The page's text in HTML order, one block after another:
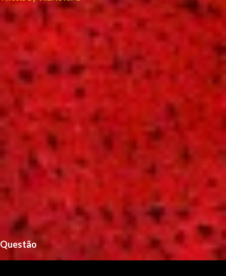
Questão